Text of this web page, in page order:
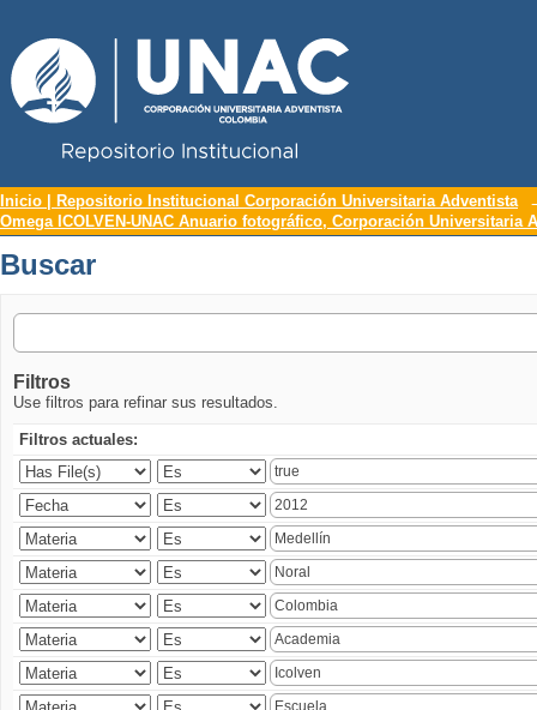
Buscar
Inicio | Repositorio Institucional Corporación Universitaria Adventista
Omega ICOLVEN-UNAC Anuario fotográfico, Corporación Universitaria
Buscar
Filtros
Use filtros para refinar sus resultados.
Filtros actuales: